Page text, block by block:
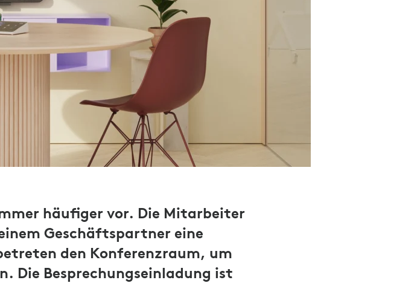
häufiger vor. Die Mitarbeiter
Geschäftspartner eine
den Konferenzraum, um
Die Besprechungseinladung ist